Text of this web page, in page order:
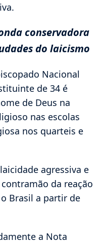
conservadora
do laicismo
Nacional
de 34 é
de Deus na
nas escolas
nos quarteis e
agressiva e
da reação
Brasil a partir de
a Nota